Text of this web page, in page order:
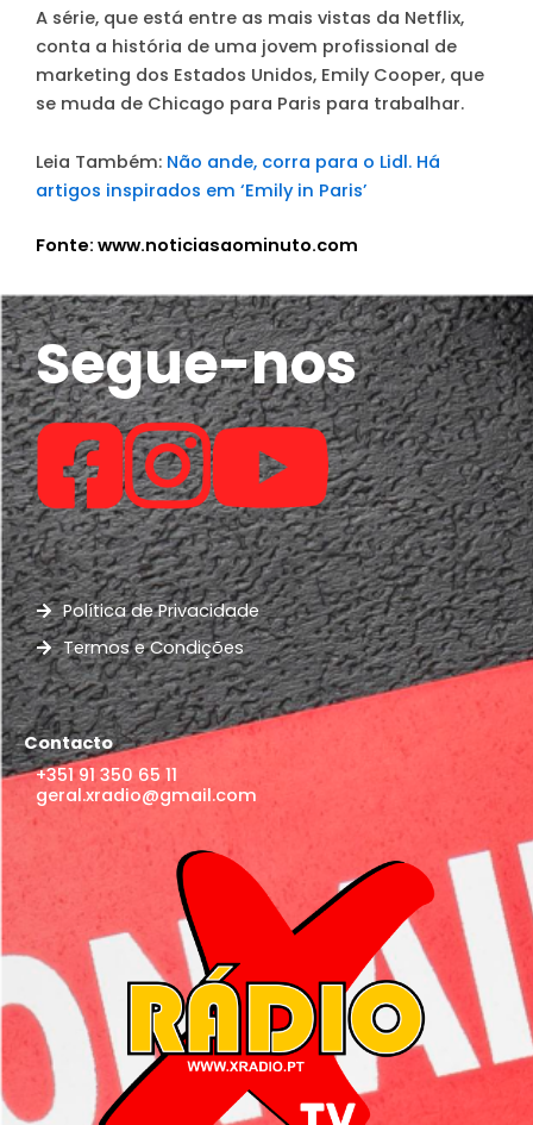
A série, que está entre as mais vistas da Netflix,
conta a história de uma jovem profissional de
marketing dos Estados Unidos, Emily Cooper, que
se muda de Chicago para Paris para trabalhar.
Leia Também: Não ande, corra para o Lidl. Há
artigos inspirados em ‘Emily in Paris’
Fonte: www.noticiasaominuto.com
Segue-nos
Política de Privacidade
Termos e Condições
Contacto
+351 91 350 65 11
geral.xradio@gmail.com